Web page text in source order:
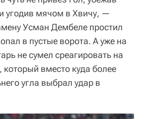
угодив мячом в Хвичу, —
Усман Дембеле простил
в пустые ворота. А уже на
не сумел среагировать на
который вместо куда более
угла выбрал удар в